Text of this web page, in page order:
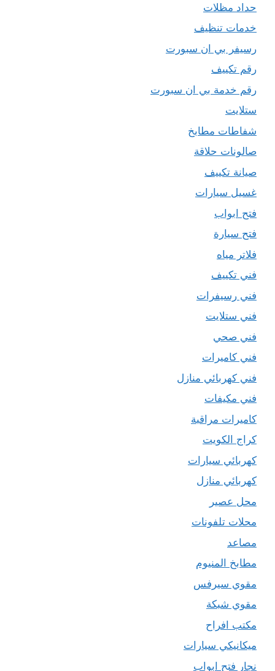
حداد مظلات
خدمات تنظيف
رسيفر بي ان سبورت
رقم تكييف
رقم خدمة بي ان سبورت
ستلايت
شفاطات مطابخ
صالونات حلاقة
صيانة تكييف
غسيل سيارات
فتح ابواب
فتح سيارة
فلاتر مياه
فني تكييف
فني رسيفرات
فني ستلايت
فني صحي
فني كاميرات
فني كهربائي منازل
فني مكيفات
كاميرات مراقبة
كراج الكويت
كهربائي سيارات
كهربائي منازل
محل عصير
محلات تلفونات
مصاعد
مطابخ المنيوم
مقوي سيرفس
مقوي شبكة
مكتب افراح
ميكانيكي سيارات
نجار فتح ابواب